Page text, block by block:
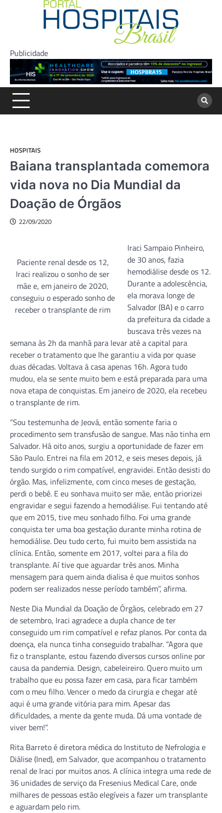
Publicidade
HOSPITAIS
Baiana transplantada comemora
vida nova no Dia Mundial da
Doação de Órgãos
22/09/2020
Paciente renal desde os 12,
Iraci realizou o sonho de ser
mãe e, em janeiro de 2020,
conseguiu o esperado sonho de
receber o transplante de rim
Iraci Sampaio Pinheiro,
de 30 anos, fazia
hemodiálise desde os 12.
Durante a adolescência,
ela morava longe de
Salvador (BA) e o carro
da prefeitura da cidade a
buscava três vezes na
semana às 2h da manhã para levar até a capital para
receber o tratamento que lhe garantiu a vida por quase
duas décadas. Voltava à casa apenas 16h. Agora tudo
mudou, ela se sente muito bem e está preparada para uma
nova etapa de conquistas. Em janeiro de 2020, ela recebeu
o transplante de rim.
“Sou testemunha de Jeová, então somente faria o
procedimento sem transfusão de sangue. Mas não tinha em
Salvador. Há oito anos, surgiu a oportunidade de fazer em
São Paulo. Entrei na fila em 2012, e seis meses depois, já
tendo surgido o rim compatível, engravidei. Então desisti do
órgão. Mas, infelizmente, com cinco meses de gestação,
perdi o bebê. E eu sonhava muito ser mãe, então priorizei
engravidar e segui fazendo a hemodiálise. Fui tentando até
que em 2015, tive meu sonhado filho. Foi uma grande
conquista ter uma boa gestação durante minha rotina de
hemodiálise. Deu tudo certo, fui muito bem assistida na
clínica. Então, somente em 2017, voltei para a fila do
transplante. Aí tive que aguardar três anos. Minha
mensagem para quem ainda dialisa é que muitos sonhos
podem ser realizados nesse período também”, afirma.
Neste Dia Mundial da Doação de Órgãos, celebrado em 27
de setembro, Iraci agradece a dupla chance de ter
conseguido um rim compatível e refaz planos. Por conta da
doença, ela nunca tinha conseguido trabalhar. “Agora que
fiz o transplante, estou fazendo diversos cursos online por
causa da pandemia. Design, cabeleireiro. Quero muito um
trabalho que eu possa fazer em casa, para ficar também
com o meu filho. Vencer o medo da cirurgia e chegar até
aqui é uma grande vitória para mim. Apesar das
dificuldades, a mente da gente muda. Dá uma vontade de
viver bem!”.
Rita Barreto é diretora médica do Instituto de Nefrologia e
Diálise (Ined), em Salvador, que acompanhou o tratamento
renal de Iraci por muitos anos. A clínica integra uma rede de
36 unidades de serviço da Fresenius Medical Care, onde
milhares de pessoas estão elegíveis a fazer um transplante
e aguardam pelo rim.